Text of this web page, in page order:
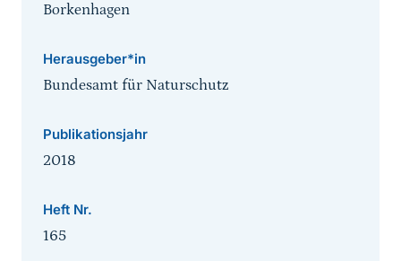
Borkenhagen
Herausgeber*in
Bundesamt für Naturschutz
Publikationsjahr
2018
Heft Nr.
165